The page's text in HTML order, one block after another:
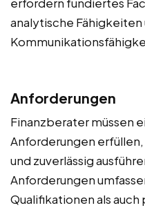
erfordern fundiertes
analytische
Anforderungen
Finanzberater müssen
Anforderungen
und zuverlässig
Anforderungen
Qualifikationen als